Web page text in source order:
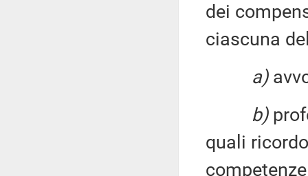
dei
ciascuna
a)
b)
quali